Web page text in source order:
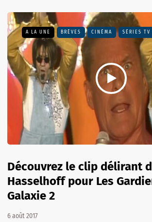
A LA UNE BRÈVES CINÉMA SÉRIES TV
Découvrez le clip délirant
Hasselhoff pour Les
Galaxie 2
6 août 2017